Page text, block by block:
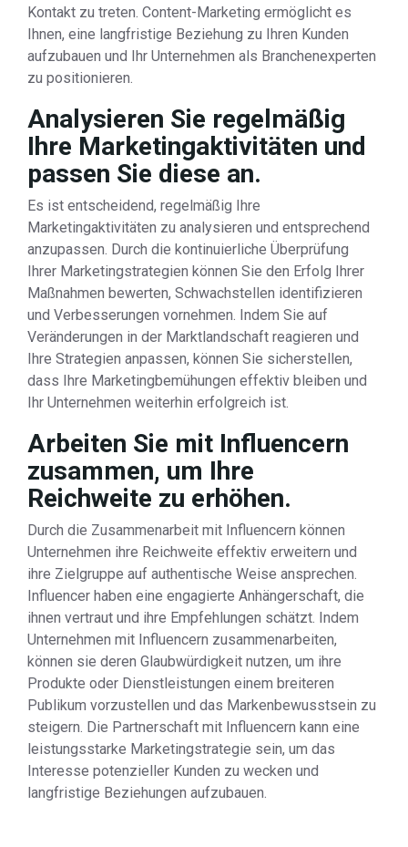
Kontakt zu treten. Content-Marketing ermöglicht es
Ihnen, eine langfristige Beziehung zu Ihren Kunden
aufzubauen und Ihr Unternehmen als Branchenexperten
zu positionieren.
Analysieren Sie regelmäßig
Ihre Marketingaktivitäten und
passen Sie diese an.
Es ist entscheidend, regelmäßig Ihre
Marketingaktivitäten zu analysieren und entsprechend
anzupassen. Durch die kontinuierliche Überprüfung
Ihrer Marketingstrategien können Sie den Erfolg Ihrer
Maßnahmen bewerten, Schwachstellen identifizieren
und Verbesserungen vornehmen. Indem Sie auf
Veränderungen in der Marktlandschaft reagieren und
Ihre Strategien anpassen, können Sie sicherstellen,
dass Ihre Marketingbemühungen effektiv bleiben und
Ihr Unternehmen weiterhin erfolgreich ist.
Arbeiten Sie mit Influencern
zusammen, um Ihre
Reichweite zu erhöhen.
Durch die Zusammenarbeit mit Influencern können
Unternehmen ihre Reichweite effektiv erweitern und
ihre Zielgruppe auf authentische Weise ansprechen.
Influencer haben eine engagierte Anhängerschaft, die
ihnen vertraut und ihre Empfehlungen schätzt. Indem
Unternehmen mit Influencern zusammenarbeiten,
können sie deren Glaubwürdigkeit nutzen, um ihre
Produkte oder Dienstleistungen einem breiteren
Publikum vorzustellen und das Markenbewusstsein zu
steigern. Die Partnerschaft mit Influencern kann eine
leistungsstarke Marketingstrategie sein, um das
Interesse potenzieller Kunden zu wecken und
langfristige Beziehungen aufzubauen.